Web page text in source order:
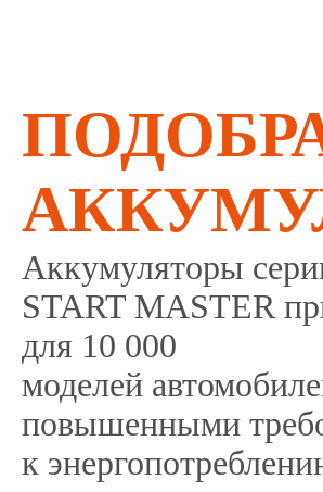
Аккумуляторы
START MASTER
для 10 000
моделей
повышенными
к